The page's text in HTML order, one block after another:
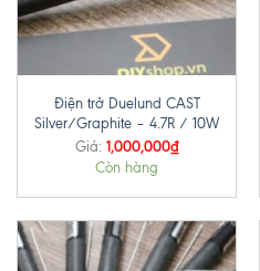
Điện trở Duelund CAST
Silver/Graphite – 4.7R / 10W
Giá: 1,000,000₫
Còn hàng